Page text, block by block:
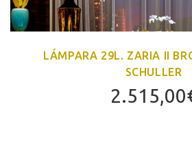
LÁMPARA 29L. ZARIA II
SCHULLER
2.515,00